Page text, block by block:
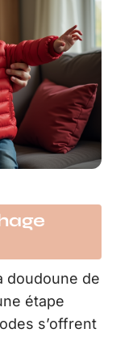
doudoune de
étape
s’offrent